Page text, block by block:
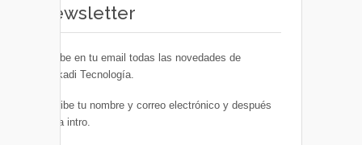
Newsletter
Recibe en tu email todas las novedades de
Euskadi Tecnología.
Escribe tu nombre y correo electrónico y después
pulsa intro.